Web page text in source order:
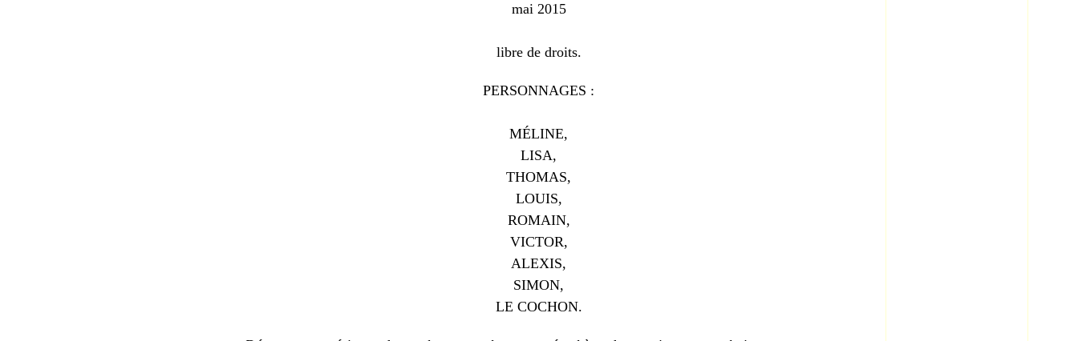
mai 2015
libre de droits.
PERSONNAGES :
MÉLINE,
LISA,
THOMAS,
LOUIS,
ROMAIN,
VICTOR,
ALEXIS,
SIMON,
LE COCHON.